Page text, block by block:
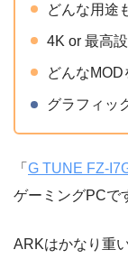
どんな用途
4K or 最高
どんな
グラフィッ
「 G TUNE FZ-
ゲーミングPCで
ARKはかなり重